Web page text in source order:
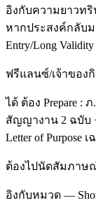
อิงกับความยาวทริ
หากประสงค์กลับม
Entry/Long
ฟรีแลนซ์/เจ้าของ
ได้ ต้อง Prepare :
สัญญางาน 2 ฉบับ
Letter of
ต้องไปนัดสัมภาษณ์
อิงกับหมวด —